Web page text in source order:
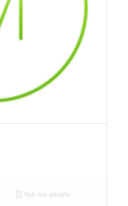
Voir les détails